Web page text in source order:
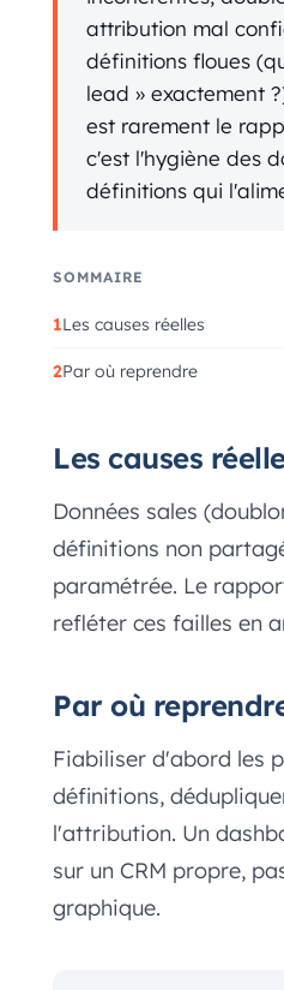
attribution mal
définitions floues
lead » exactement
est rarement le
c'est l'hygiène des
définitions qui
SOMMAIRE
Les causes réelles
Par où reprendre
Les causes
Données sales
définitions non
paramétrée. Le
refléter ces failles en
Par où
Fiabiliser d'abord les
définitions,
l'attribution. Un
sur un CRM propre,
graphique.